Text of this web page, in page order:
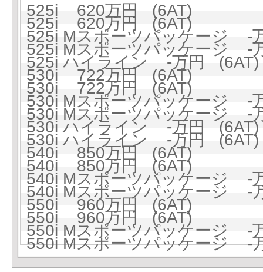
525i 620万円 (6AT)
525i 620万円 (6AT)
525i Mスポーツパッケージ -
525i Mスポーツパッケージ -
525i ハイライン -万円 (6AT)
530i 722万円 (6AT)
530i 722万円 (6AT)
530i Mスポーツパッケージ -
530i Mスポーツパッケージ -
530i ハイライン -万円 (6AT)
530i ハイライン -万円 (6AT)
540i 850万円 (6AT)
540i 850万円 (6AT)
540i Mスポーツパッケージ -
540i Mスポーツパッケージ -
550i 960万円 (6AT)
550i 960万円 (6AT)
550i Mスポーツパッケージ -
550i Mスポーツパッケージ -